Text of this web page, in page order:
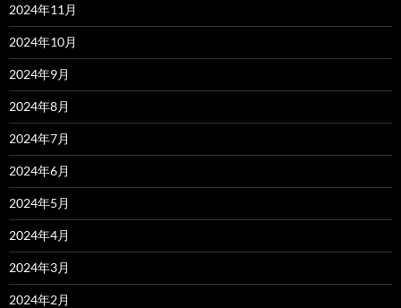
2024年11月
2024年10月
2024年9月
2024年8月
2024年7月
2024年6月
2024年5月
2024年4月
2024年3月
2024年2月